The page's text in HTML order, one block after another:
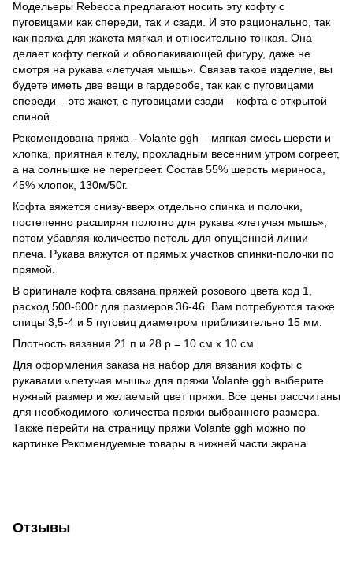
Модельеры Rebecca предлагают носить эту кофту с
пуговицами как спереди, так и сзади. И это рационально, так
как пряжа для жакета мягкая и относительно тонкая. Она
делает кофту легкой и обволакивающей фигуру, даже не
смотря на рукава «летучая мышь». Связав такое изделие, вы
будете иметь две вещи в гардеробе, так как с пуговицами
спереди – это жакет, с пуговицами сзади – кофта с открытой
спиной.
Рекомендована пряжа - Volante ggh – мягкая смесь шерсти и
хлопка, приятная к телу, прохладным весенним утром согреет,
а на солнышке не перегреет. Состав 55% шерсть мериноса,
45% хлопок, 130м/50г.
Кофта вяжется снизу-вверх отдельно спинка и полочки,
постепенно расширяя полотно для рукава «летучая мышь»,
потом убавляя количество петель для опущенной линии
плеча. Рукава вяжутся от прямых участков спинки-полочки по
прямой.
В оригинале кофта связана пряжей розового цвета код 1,
расход 500-600г для размеров 36-46. Вам потребуются также
спицы 3,5-4 и 5 пуговиц диаметром приблизительно 15 мм.
Плотность вязания 21 п и 28 р = 10 см х 10 см.
Для оформления заказа на набор для вязания кофты с
рукавами «летучая мышь» для пряжи Volante ggh выберите
нужный размер и желаемый цвет пряжи. Все цены рассчитаны
для необходимого количества пряжи выбранного размера.
Также перейти на страницу пряжи Volante ggh можно по
картинке Рекомендуемые товары в нижней части экрана.
Отзывы